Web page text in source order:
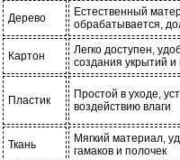
Дерево
Естественный
обрабатывается,
Картон
Легко доступен,
создания укрытий и
Пластик
Простой в уходе,
воздействию влаги
Ткань
Мягкий материал,
гамаков и полочек